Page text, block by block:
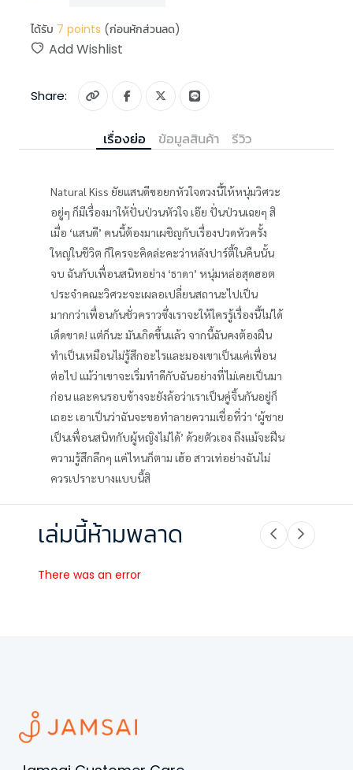
ได้รับ 7 points (ก่อนหักส่วนลด)
Add Wishlist
Share:
เรื่องย่อ ข้อมูลสินค้า รีวิว
Natural Kiss ยัยแสนดีขอยกหัวใจดวงนี้ให้หนุ่มวิศวะ
อยู่ๆ ก็มีเรื่องมาให้ปั่นป่วนหัวใจ เอ๊ย ปั่นป่วนเฉยๆ สิ
เมื่อ ‘แสนดี’ คนนี้ต้องมาเผชิญกับเรื่องปวดหัวครั้ง
ใหญ่ในชีวิต ก็ใครจะคิดล่ะคะว่าหลังปาร์ตี้ในคืนนั้น
จบ ฉันกับเพื่อนสนิทอย่าง ‘ธาดา’ หนุ่มหล่อสุดฮอต
ประจำคณะวิศวะจะเผลอเปลี่ยนสถานะไปเป็น
มากกว่าเพื่อนกันชั่วคราวซึ่งเราจะให้ใครรู้เรื่องนี้ไม่ได้
เด็ดขาด! แต่ก็นะ มันเกิดขึ้นแล้ว จากนี้ฉันคงต้องฝืน
ทำเป็นเหมือนไม่รู้สึกอะไรและมองเขาเป็นแค่เพื่อน
ต่อไป แม้ว่าเขาจะเริ่มทำดีกับฉันอย่างที่ไม่เคยเป็นมา
ก่อน และคนรอบข้างจะยังล้อว่าเราเป็นคู่จิ้นกันอยู่ก็
เถอะ เอาเป็นว่าฉันจะขอทำลายความเชื่อที่ว่า ‘ผู้ชาย
เป็นเพื่อนสนิทกับผู้หญิงไม่ได้’ ด้วยตัวเอง ถึงแม้จะฝืน
ความรู้สึกลึกๆ แค่ไหนก็ตาม เฮ้อ สาวเท่อย่างฉันไม่
ควรเปราะบางแบบนี้สิ
เล่มนี้ห้ามพลาด
There was an error